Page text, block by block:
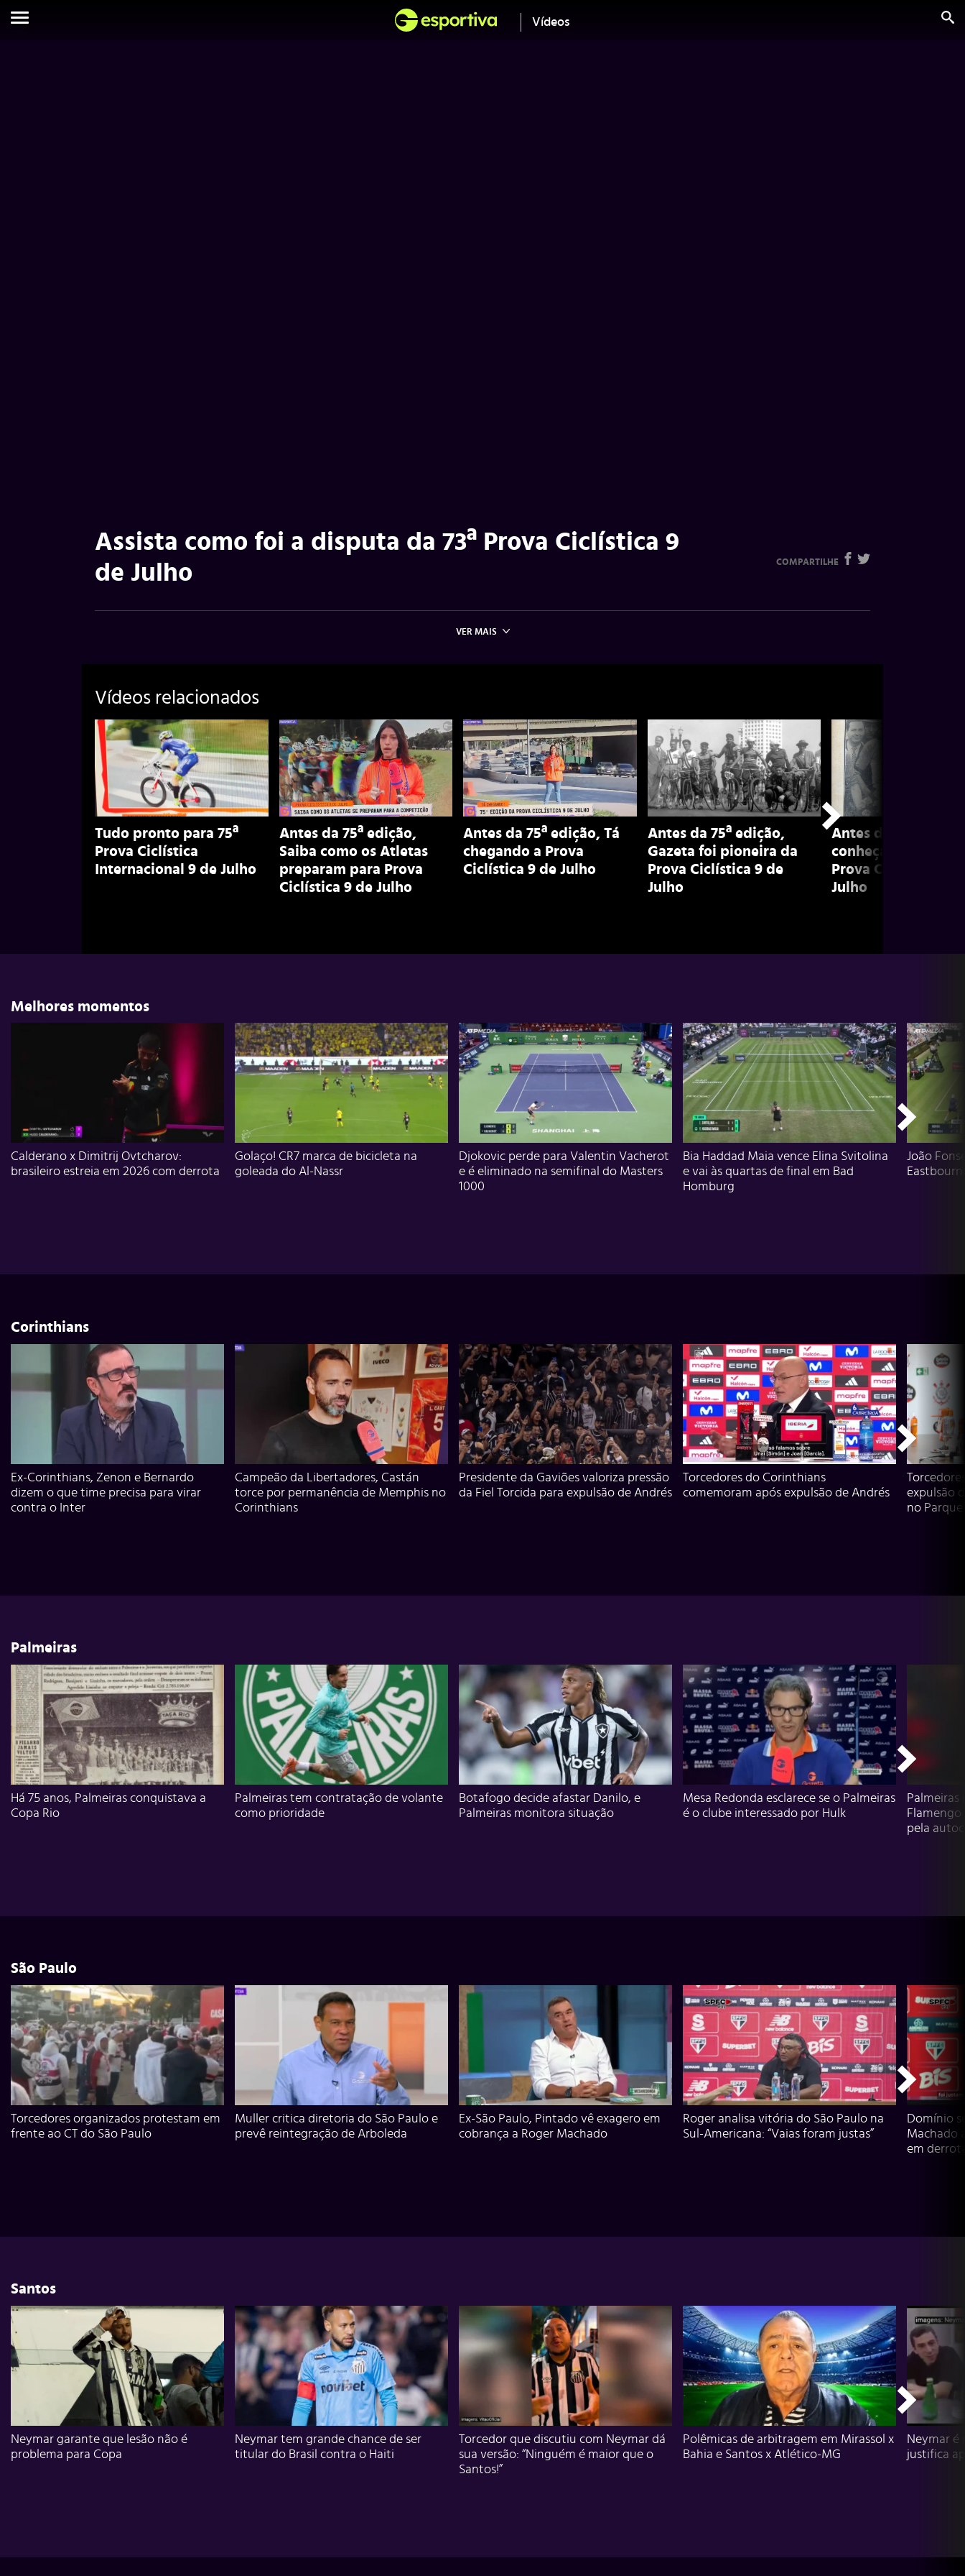
Vídeos
Assista como foi a disputa da 73ª Prova Ciclística 9
de Julho
COMPARTILHE
VER MAIS
Vídeos relacionados
Tudo pronto para 75ª
Prova Ciclística
Internacional 9 de Julho
Antes da 75ª edição,
Saiba como os Atletas
preparam para Prova
Ciclística 9 de Julho
Antes da 75ª edição, Tá
chegando a Prova
Ciclística 9 de Julho
Antes da 75ª edição,
Gazeta foi pioneira da
Prova Ciclística 9 de
Julho
Antes da 75ª
conheça história da
Prova Ciclística 9
Julho
Melhores momentos
Calderano x Dimitrij Ovtcharov:
brasileiro estreia em 2026 com derrota
Golaço! CR7 marca de bicicleta na
goleada do Al-Nassr
Djokovic perde para Valentin Vacherot
e é eliminado na semifinal do Masters
1000
Bia Haddad Maia vence Elina Svitolina
e vai às quartas de final em Bad
Homburg
João
Corinthians
Ex-Corinthians, Zenon e Bernardo
dizem o que time precisa para virar
contra o Inter
Campeão da Libertadores, Castán
torce por permanência de Memphis no
Corinthians
Presidente da Gaviões valoriza pressão
da Fiel Torcida para expulsão de Andrés
Torcedores do Corinthians
comemoram após expulsão de Andrés
expulsão
no Parque
Palmeiras
Há 75 anos, Palmeiras conquistava a
Copa Rio
Palmeiras tem contratação de volante
como prioridade
Botafogo decide afastar Danilo, e
Palmeiras monitora situação
Mesa Redonda esclarece se o Palmeiras
é o clube interessado por Hulk
Flamengo
pela
São Paulo
Torcedores organizados protestam em
frente ao CT do São Paulo
Muller critica diretoria do São Paulo e
prevê reintegração de Arboleda
Ex-São Paulo, Pintado vê exagero em
cobrança a Roger Machado
Roger analisa vitória do São Paulo na
Sul-Americana: “Vaias foram justas”
Domínio
Machado
em
Santos
Neymar garante que lesão não é
problema para Copa
Neymar tem grande chance de ser
titular do Brasil contra o Haiti
Torcedor que discutiu com Neymar dá
sua versão: “Ninguém é maior que o
Santos!”
Polêmicas de arbitragem em Mirassol x
Bahia e Santos x Atlético-MG
Neymar é
justifica